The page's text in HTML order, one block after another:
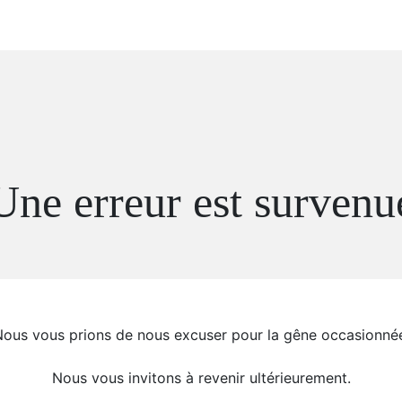
erreur est
vous prions de nous excuser pour la gêne
Nous vous invitons à revenir ultérieurement.